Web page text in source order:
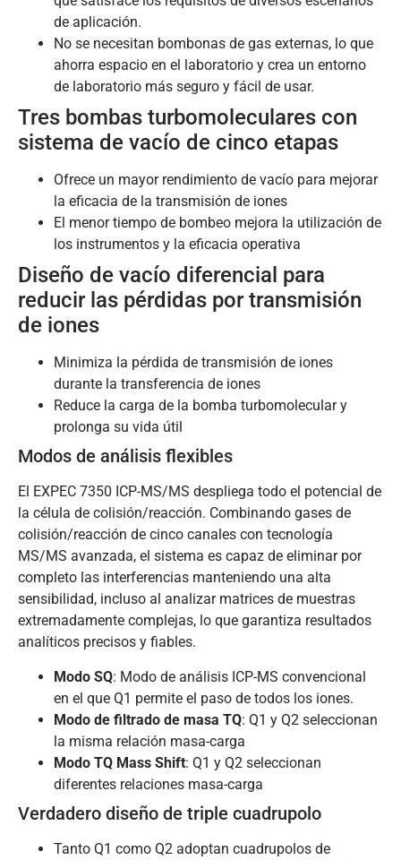
de aplicación.
No se necesitan bombonas de gas externas, lo que
ahorra espacio en el laboratorio y crea un entorno
de laboratorio más seguro y fácil de usar.
Tres bombas turbomoleculares con
sistema de vacío de cinco etapas
Ofrece un mayor rendimiento de vacío para mejorar
la eficacia de la transmisión de iones
El menor tiempo de bombeo mejora la utilización de
los instrumentos y la eficacia operativa
Diseño de vacío diferencial para
reducir las pérdidas por transmisión
de iones
Minimiza la pérdida de transmisión de iones
durante la transferencia de iones
Reduce la carga de la bomba turbomolecular y
prolonga su vida útil
Modos de análisis flexibles
El EXPEC 7350 ICP-MS/MS despliega todo el potencial de
la célula de colisión/reacción. Combinando gases de
colisión/reacción de cinco canales con tecnología
MS/MS avanzada, el sistema es capaz de eliminar por
completo las interferencias manteniendo una alta
sensibilidad, incluso al analizar matrices de muestras
extremadamente complejas, lo que garantiza resultados
analíticos precisos y fiables.
Modo SQ: Modo de análisis ICP-MS convencional
en el que Q1 permite el paso de todos los iones.
Modo de filtrado de masa TQ: Q1 y Q2 seleccionan
la misma relación masa-carga
Modo TQ Mass Shift: Q1 y Q2 seleccionan
diferentes relaciones masa-carga
Verdadero diseño de triple cuadrupolo
Tanto Q1 como Q2 adoptan cuadrupolos de